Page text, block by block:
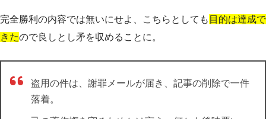
完全勝利の内容では無いにせよ、こちらとしても 目的は達成で
きたので良しとし矛を収めることに。
盗用の件は、謝罪メールが届き、記事の削除で一件
落着。